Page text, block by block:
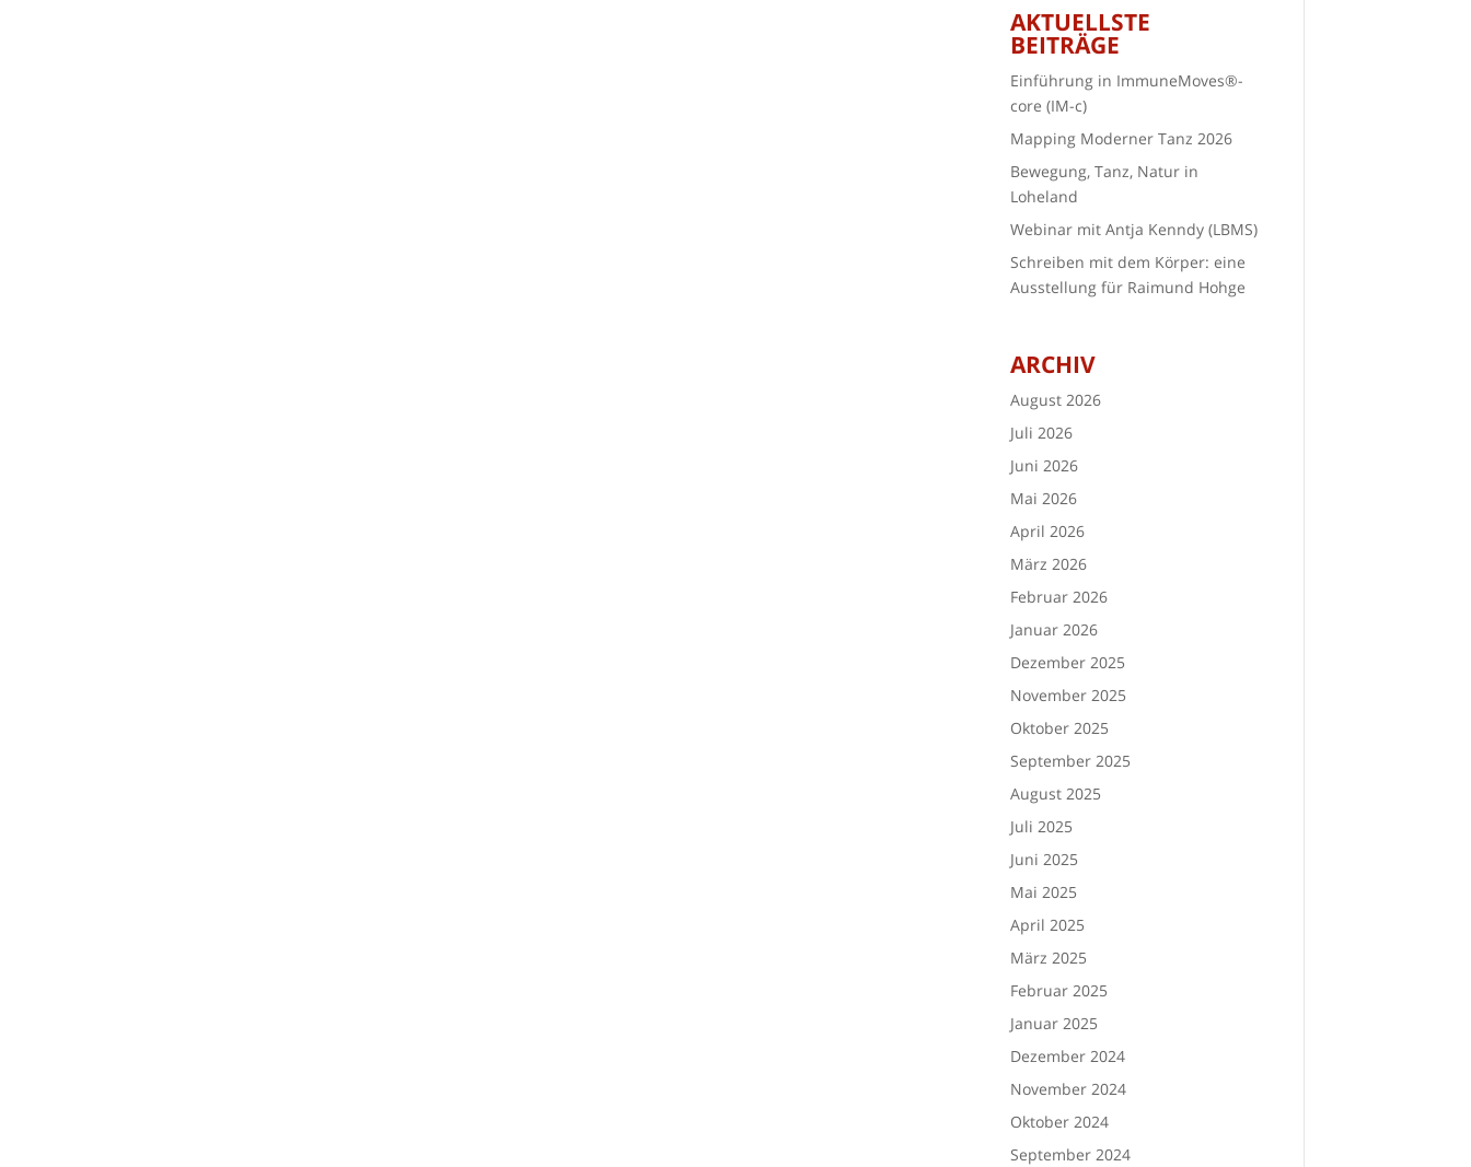
AKTUELLSTE
BEITRÄGE
Einführung in ImmuneMoves®-
core (IM-c)
Mapping Moderner Tanz 2026
Bewegung, Tanz, Natur in
Loheland
Webinar mit Antja Kenndy (LBMS)
Schreiben mit dem Körper: eine
Ausstellung für Raimund Hohge
ARCHIV
August 2026
Juli 2026
Juni 2026
Mai 2026
April 2026
März 2026
Februar 2026
Januar 2026
Dezember 2025
November 2025
Oktober 2025
September 2025
August 2025
Juli 2025
Juni 2025
Mai 2025
April 2025
März 2025
Februar 2025
Januar 2025
Dezember 2024
November 2024
Oktober 2024
September 2024